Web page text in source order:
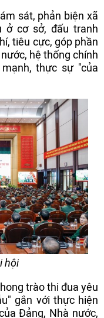
sát, phản biện xã
ở cơ sở, đấu tranh
tiêu cực, góp phần
hệ thống chính
thực sự "của
hội
trào thi đua yêu
gắn với thực hiện
Đảng, Nhà nước,